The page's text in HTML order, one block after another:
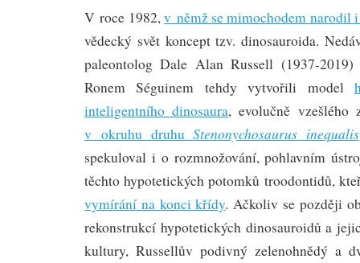
V roce 1982,v němž se mimochodem narodil
vědecký svět koncept tzv. dinosauroida.
paleontolog Dale Alan Russell (1937-
Ronem Séguinem tehdy vytvořili model
inteligentního dinosaura, evolučně vzešlého
v okruhu druhuStenonychosaurus inequalis
spekuloval i o rozmnožování, pohlavním
těchto hypotetických potomků troodontidů,
vymírání na konci křídy. Ačkoliv se později
rekonstrukcí hypotetických dinosauroidů a
kultury, Russellův podivný zelenohnědý a